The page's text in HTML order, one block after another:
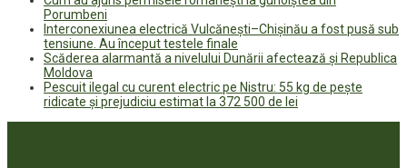
Porumbeni
Interconexiunea electrică Vulcănești–Chișinău a fost pusă sub
tensiune. Au început testele finale
Scăderea alarmantă a nivelului Dunării afectează și Republica
Moldova
Pescuit ilegal cu curent electric pe Nistru: 55 kg de pește
ridicate și prejudiciu estimat la 372 500 de lei